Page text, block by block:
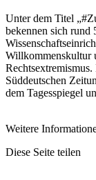
Unter dem Titel
bekennen sich rund
Willkommenskultur
Süddeutschen
dem Tagesspiegel
Weitere
Diese Seite teilen